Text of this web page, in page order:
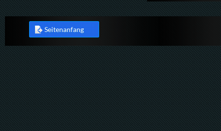
Seitenanfang